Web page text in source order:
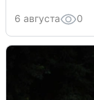
6 августа 0